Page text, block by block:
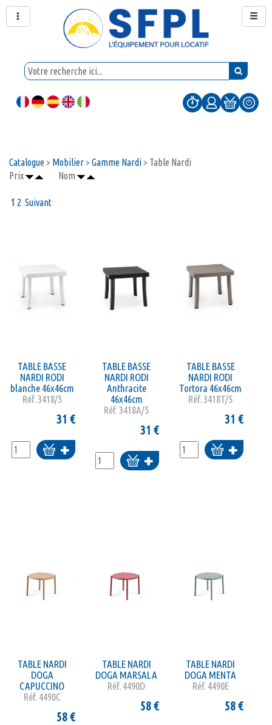
Catalogue> Mobilier> Gamme Nardi> Table Nardi
Prix
Nom
1 2 Suivant
TABLE BASSE
NARDI RODI
blanche 46x46cm
Réf.3418/5
31 €
Ajouter
au
TABLE BASSE
NARDI RODI
Anthracite
46x46cm
Réf.3418A/5
31 €
Ajouter
au
TABLE BASSE
NARDI RODI
Tortora 46x46cm
Réf.3418T/5
31 €
Ajouter
au
TABLE NARDI
DOGA
CAPUCCINO
Réf. 4490C
58€
TABLE NARDI
DOGA MARSALA
Réf. 4490D
58€
TABLE NARDI
DOGA MENTA
Réf. 4490E
58€